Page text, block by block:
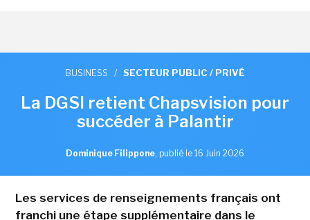
BUSINESS / SECTEUR PUBLIC / PRIVÉ
La DGSI retient Chapsvision pour
succéder à Palantir
Dominique Filippone, publié le 16 Juin 2026
Les services de renseignements français ont
franchi une étape supplémentaire dans le